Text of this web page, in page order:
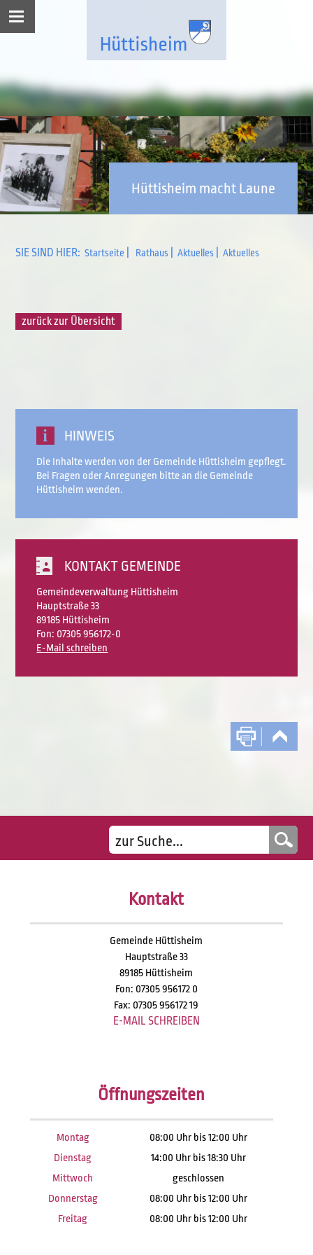
Hüttisheim macht Laune
SIE SIND HIER: Startseite Rathaus Aktuelles Aktuelles
zurück zur Übersicht
HINWEIS
Die Inhalte werden von der Gemeinde Hüttisheim gepflegt.
Bei Fragen oder Anregungen bitte an die Gemeinde
Hüttisheim wenden.
KONTAKT GEMEINDE
Gemeindeverwaltung Hüttisheim
Hauptstraße 33
89185 Hüttisheim
Fon: 07305 956172-0
E-Mail schreiben
Kontakt
Gemeinde Hüttisheim
Hauptstraße 33
89185 Hüttisheim
Fon: 07305 956172 0
Fax: 07305 956172 19
E-MAIL SCHREIBEN
Öffnungszeiten
Montag
08:00 Uhr bis 12:00 Uhr
Dienstag
14:00 Uhr bis 18:30 Uhr
Mittwoch
geschlossen
Donnerstag
08:00 Uhr bis 12:00 Uhr
Freitag
08:00 Uhr bis 12:00 Uhr